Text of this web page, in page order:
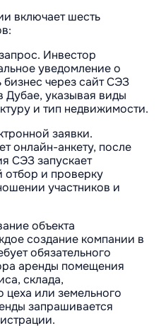
включает шесть
Инвестор
уведомление о
через сайт СЭЗ
Дубае, указывая виды
и тип недвижимости.
заявки.
онлайн-анкету, после
СЭЗ запускает
и проверку
участников и
объекта
создание компании в
обязательного
аренды помещения
склада,
цеха или земельного
запрашивается